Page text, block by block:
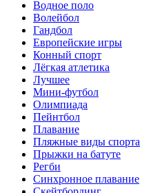
Водное поло
Волейбол
Гандбол
Европейские игры
Конный спорт
Лёгкая атлетика
Лучшее
Мини-футбол
Олимпиада
Пейнтбол
Плавание
Пляжные виды спорта
Прыжки на батуте
Регби
Синхронное плавание